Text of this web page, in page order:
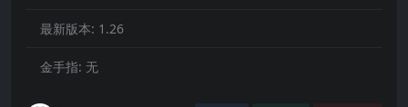
最新版本: 1.26
金手指: 无